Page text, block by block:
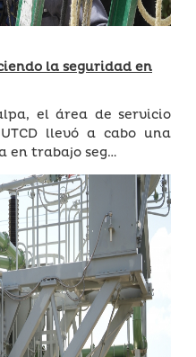
la seguridad en
el área de servicio
llevó a cabo una
en trabajo seg…